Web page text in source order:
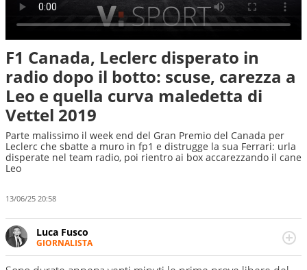
F1 Canada, Leclerc disperato in
radio dopo il botto: scuse, carezza a
Leo e quella curva maledetta di
Vettel 2019
Parte malissimo il week end del Gran Premio del Canada per
Leclerc che sbatte a muro in fp1 e distrugge la sua Ferrari: urla
disperate nel team radio, poi rientro ai box accarezzando il cane
Leo
13/06/25 20:58
Luca Fusco
GIORNALISTA
Giornalista multimediale. Quando si accendono i motori,